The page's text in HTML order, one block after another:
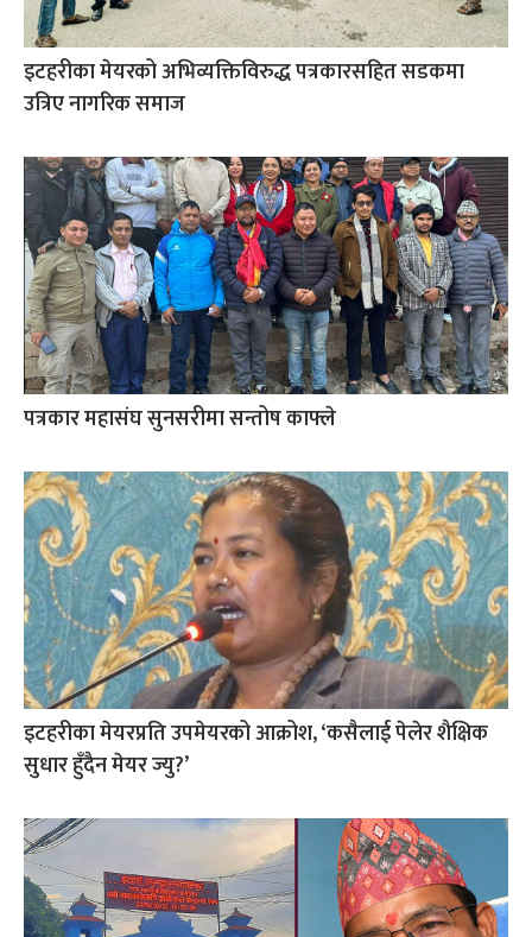
इटहरीका मेयरको अभिव्यक्तिविरुद्ध पत्रकारसहित सडकमा
उत्रिए नागरिक समाज
पत्रकार महासंघ सुनसरीमा सन्तोष काफ्ले
इटहरीका मेयरप्रति उपमेयरको आक्रोश, ‘कसैलाई पेलेर शैक्षिक
सुधार हुँदैन मेयर ज्यु?’